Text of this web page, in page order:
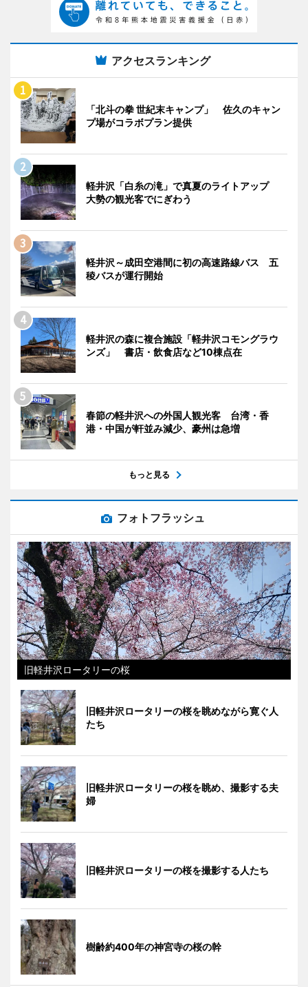
アクセスランキング
「北斗の拳 世紀末キャンプ」 佐久のキャン
プ場がコラボプラン提供
軽井沢「白糸の滝」で真夏のライトアップ
大勢の観光客でにぎわう
軽井沢～成田空港間に初の高速路線バス 五
稜バスが運行開始
軽井沢の森に複合施設「軽井沢コモングラウ
ンズ」 書店・飲食店など10棟点在
春節の軽井沢への外国人観光客 台湾・香
港・中国が軒並み減少、豪州は急増
もっと見る
フォトフラッシュ
旧軽井沢ロータリーの桜
旧軽井沢ロータリーの桜を眺めながら寛ぐ人
たち
旧軽井沢ロータリーの桜を眺め、撮影する夫
婦
旧軽井沢ロータリーの桜を撮影する人たち
樹齢約400年の神宮寺の桜の幹